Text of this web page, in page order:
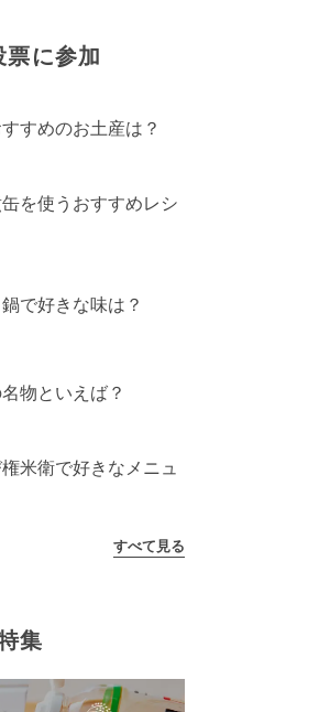
票に参加
すめのお土産は？
を使うおすすめレシ
で好きな味は？
物といえば？
米衛で好きなメニュ
すべて見る
集